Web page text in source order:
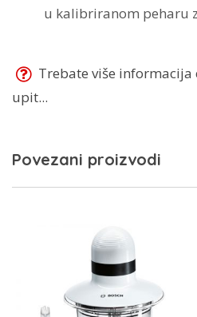
u kalibriranom peharu
Trebate više
upit...
Povezani proizvodi